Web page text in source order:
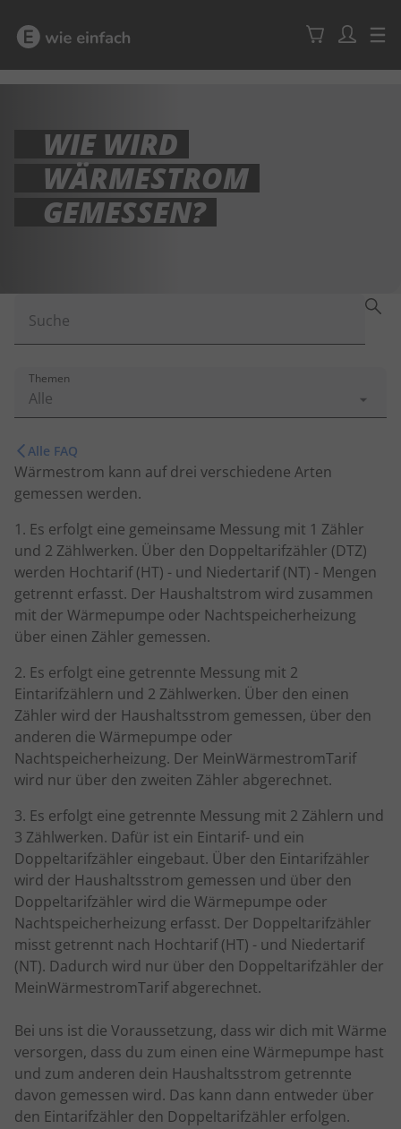
WIE WIRD
WÄRMESTROM
GEMESSEN?
Suche
Alle
Themen
Alle FAQ
Wärmestrom kann auf drei verschiedene Arten
gemessen werden.
1. Es erfolgt eine gemeinsame Messung mit 1 Zähler
und 2 Zählwerken. Über den Doppeltarifzähler (DTZ)
werden Hochtarif (HT) - und Niedertarif (NT) - Mengen
getrennt erfasst. Der Haushaltstrom wird zusammen
mit der Wärmepumpe oder Nachtspeicherheizung
über einen Zähler gemessen.
2. Es erfolgt eine getrennte Messung mit 2
Eintarifzählern und 2 Zählwerken. Über den einen
Zähler wird der Haushaltsstrom gemessen, über den
anderen die Wärmepumpe oder
Nachtspeicherheizung. Der MeinWärmestromTarif
wird nur über den zweiten Zähler abgerechnet.
3. Es erfolgt eine getrennte Messung mit 2 Zählern und
3 Zählwerken. Dafür ist ein Eintarif- und ein
Doppeltarifzähler eingebaut. Über den Eintarifzähler
wird der Haushaltsstrom gemessen und über den
Doppeltarifzähler wird die Wärmepumpe oder
Nachtspeicherheizung erfasst. Der Doppeltarifzähler
misst getrennt nach Hochtarif (HT) - und Niedertarif
(NT). Dadurch wird nur über den Doppeltarifzähler der
MeinWärmestromTarif abgerechnet.
Bei uns ist die Voraussetzung, dass wir dich mit Wärme
versorgen, dass du zum einen eine Wärmepumpe hast
und zum anderen dein Haushaltsstrom getrennte
davon gemessen wird. Das kann dann entweder über
den Eintarifzähler den Doppeltarifzähler erfolgen.